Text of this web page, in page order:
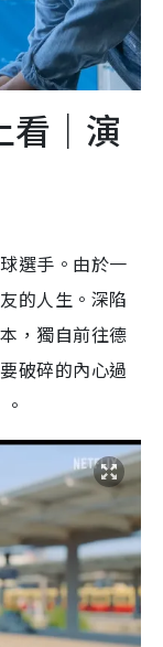
｜演
選手。由於一
的人生。深陷
，獨自前往德
破碎的內心過